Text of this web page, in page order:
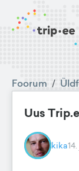
Foorum /
Uus
kika